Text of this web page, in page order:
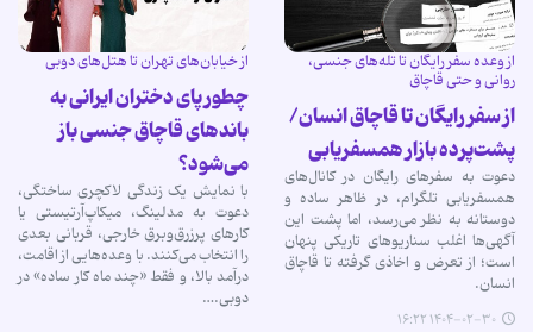
از وعده سفر رایگان تا تله‌های جنسی،
روانی و حتی قاچاق
از سفر رایگان تا قاچاق انسان/
پشت‌پرده بازار همسفریابی
دعوت به سفرهای رایگان در کانال‌های
همسفریابی تلگرام، در ظاهر ساده و
دوستانه به نظر می‌رسد، اما پشت این
آگهی‌ها اغلب سناریوهای تاریکی پنهان
است؛ از تعرض و اخاذی گرفته تا قاچاق
انسان.
۱۴۰۴-۰۲-۳۰ ۱۶:۲۲
از خیابان‌های تهران تا هتل‌های دوبی
چطور پای دختران ایرانی به
باندهای قاچاق جنسی باز
می‌شود؟
با نمایش یک زندگی لاکچری ساختگی،
دعوت به مدلینگ، میکاپ‌آرتیستی یا
کارهای پرزرق‌وبرق خارجی، قربانی بعدی
را انتخاب می‌کنند. با وعده‌هایی از اقامت،
درآمد بالا، و فقط «چند ماه کار ساده» در
دوبی.…